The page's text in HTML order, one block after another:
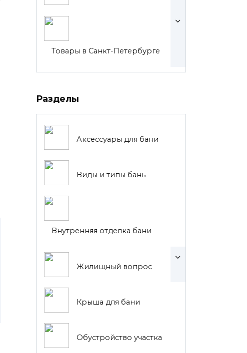
Товары в Санкт-Петербурге
Разделы
Аксессуары для бани
Виды и типы бань
Внутренняя отделка бани
Жилищный вопрос
Крыша для бани
Обустройство участка